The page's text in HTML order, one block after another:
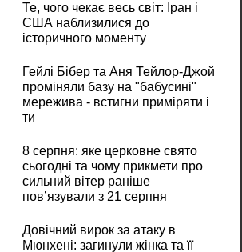
Те, чого чекає весь світ: Іран і
США наблизилися до
історичного моменту
Гейлі Бібер та Аня Тейлор-Джой
проміняли базу на "бабусині"
мережива - встигни приміряти і
ти
8 серпня: яке церковне свято
сьогодні та чому прикмети про
сильний вітер раніше
пов’язували з 21 серпня
Довічний вирок за атаку в
Мюнхені: загинули жінка та її